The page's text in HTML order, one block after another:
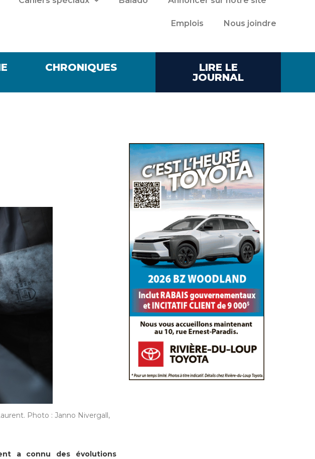
Emplois Nous joindre
CHRONIQUES
LIRE LE
JOURNAL
Photo : Janno Nivergall,
a connu des évolutions